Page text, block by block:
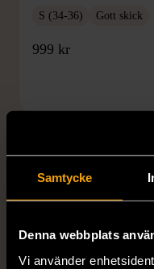
Samtycke
Denna webbplats
Vi använder
S (34-36) Gott skick
999 kr